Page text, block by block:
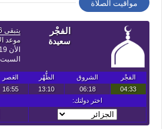
مواقيت الصلاة